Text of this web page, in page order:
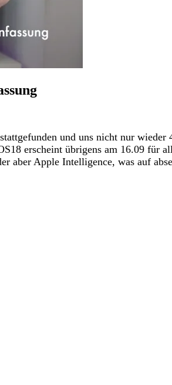
und uns nicht nur wieder
erscheint übrigens am 16.09 für
aber Apple Intelligence, was auf